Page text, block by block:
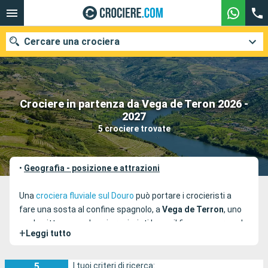
Crociere in partenza da Vega de Teron 2026 -
2027
5 crociere trovate
Cercare una crociera
Le nostre destinazioni
Mesi di partenza
Porti Compagnie
Ricerca
• Geografia - posizione e attrazioni
Unacrociera fluviale sul Douro può portare i crocieristi a
fare una sosta al confine spagnolo, aVega de Terron, uno
scalo pittoresco, dove i crocieristi lungo il fiume scoprono le
regioni di Pinhao, Regua, Biletos e Barca d'Alva in
Una sosta a Vega de Terron è ideale per le escursioni a
+ Leggi tutto
I tuoi criteri di ricerca: